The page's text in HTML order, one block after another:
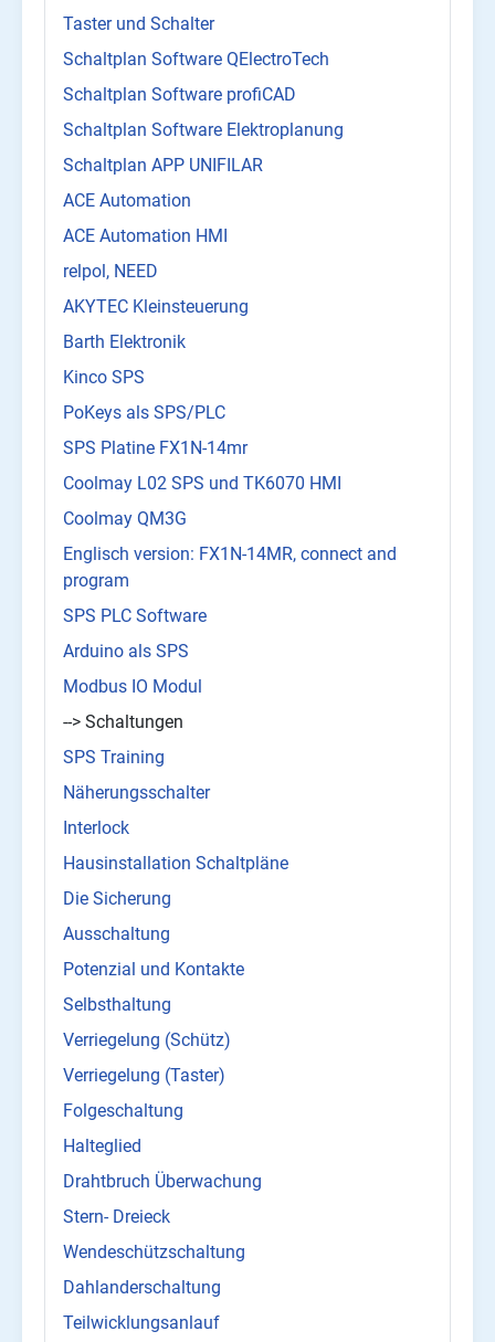
Taster und Schalter
Schaltplan Software QElectroTech
Schaltplan Software profiCAD
Schaltplan Software Elektroplanung
Schaltplan APP UNIFILAR
ACE Automation
ACE Automation HMI
relpol, NEED
AKYTEC Kleinsteuerung
Barth Elektronik
Kinco SPS
PoKeys als SPS/PLC
SPS Platine FX1N-14mr
Coolmay L02 SPS und TK6070 HMI
Coolmay QM3G
Englisch version: FX1N-14MR, connect and
program
SPS PLC Software
Arduino als SPS
Modbus IO Modul
--> Schaltungen
SPS Training
Näherungsschalter
Interlock
Hausinstallation Schaltpläne
Die Sicherung
Ausschaltung
Potenzial und Kontakte
Selbsthaltung
Verriegelung (Schütz)
Verriegelung (Taster)
Folgeschaltung
Halteglied
Drahtbruch Überwachung
Stern- Dreieck
Wendeschützschaltung
Dahlanderschaltung
Teilwicklungsanlauf